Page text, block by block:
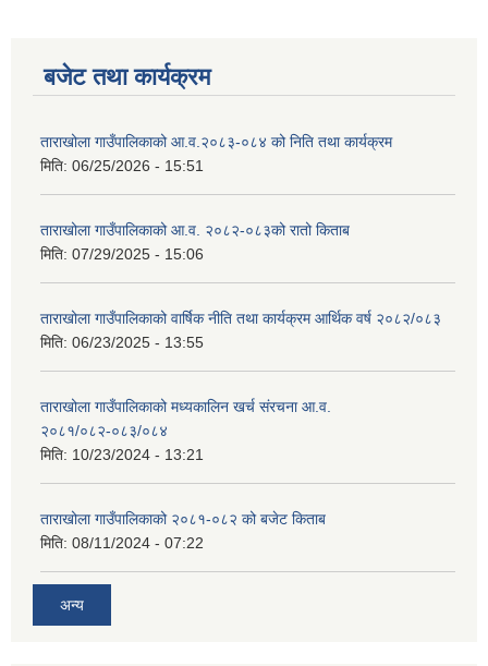
बजेट तथा कार्यक्रम
ताराखोला गाउँपालिकाको आ.व.२०८३-०८४ को निति तथा कार्यक्रम
मिति: 06/25/2026 - 15:51
ताराखोला गाउँपालिकाको आ.व. २०८२-०८३को रातो किताब
मिति: 07/29/2025 - 15:06
ताराखोला गाउँपालिकाको वार्षिक नीति तथा कार्यक्रम आर्थिक वर्ष २०८२/०८३
मिति: 06/23/2025 - 13:55
ताराखोला गाउँपालिकाको मध्यकालिन खर्च संरचना आ.व.
२०८१/०८२-०८३/०८४
मिति: 10/23/2024 - 13:21
ताराखोला गाउँपालिकाको २०८१-०८२ को बजेट किताब
मिति: 08/11/2024 - 07:22
अन्य